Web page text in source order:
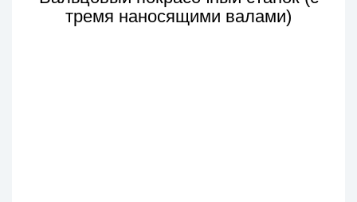
тремя наносящими валами)